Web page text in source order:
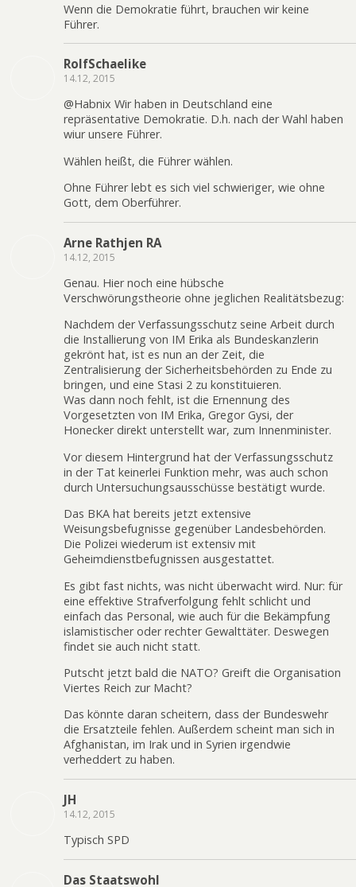
Wenn die Demokratie führt, brauchen wir keine
Führer.
RolfSchaelike
14.12, 2015
@Habnix Wir haben in Deutschland eine
repräsentative Demokratie. D.h. nach der Wahl haben
wiur unsere Führer.
Wählen heißt, die Führer wählen.
Ohne Führer lebt es sich viel schwieriger, wie ohne
Gott, dem Oberführer.
Arne Rathjen RA
14.12, 2015
Genau. Hier noch eine hübsche
Verschwörungstheorie ohne jeglichen Realitätsbezug:
Nachdem der Verfassungsschutz seine Arbeit durch
die Installierung von IM Erika als Bundeskanzlerin
gekrönt hat, ist es nun an der Zeit, die
Zentralisierung der Sicherheitsbehörden zu Ende zu
bringen, und eine Stasi 2 zu konstituieren.
Was dann noch fehlt, ist die Ernennung des
Vorgesetzten von IM Erika, Gregor Gysi, der
Honecker direkt unterstellt war, zum Innenminister.
Vor diesem Hintergrund hat der Verfassungsschutz
in der Tat keinerlei Funktion mehr, was auch schon
durch Untersuchungsausschüsse bestätigt wurde.
Das BKA hat bereits jetzt extensive
Weisungsbefugnisse gegenüber Landesbehörden.
Die Polizei wiederum ist extensiv mit
Geheimdienstbefugnissen ausgestattet.
Es gibt fast nichts, was nicht überwacht wird. Nur: für
eine effektive Strafverfolgung fehlt schlicht und
einfach das Personal, wie auch für die Bekämpfung
islamistischer oder rechter Gewalttäter. Deswegen
findet sie auch nicht statt.
Putscht jetzt bald die NATO? Greift die Organisation
Viertes Reich zur Macht?
Das könnte daran scheitern, dass der Bundeswehr
die Ersatzteile fehlen. Außerdem scheint man sich in
Afghanistan, im Irak und in Syrien irgendwie
verheddert zu haben.
JH
14.12, 2015
Typisch SPD
Das Staatswohl